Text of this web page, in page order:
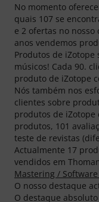
No momento
quais 107 se
e 2 ofertas no nosso
anos vendemos
Produtos de
músicos! Cada 90.
produto de iZotope
Nós também nos
clientes sobre
produtos de iZotope
produtos, 101
teste de revistas
Actualmente 17
vendidos em
Mastering /
O nosso destaque
O destaque